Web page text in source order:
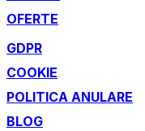
OFERTE
GDPR
COOKIE
POLITICA ANULARE
BLOG